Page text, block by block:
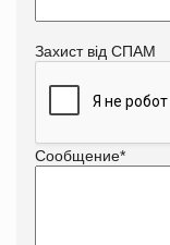
Захист від СПАМ
Сообщение*